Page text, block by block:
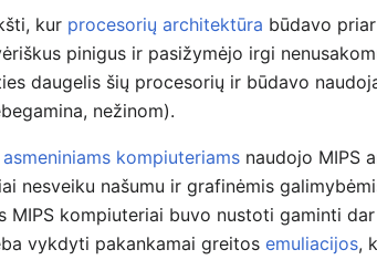
kur procesorių architektūra būdavo
pinigus ir pasižymėjo irgi
daugelis šių procesorių ir būdavo
nežinom).
asmeniniams kompiuteriams naudojo MIPS
nesveiku našumu ir grafinėmis
MIPS kompiuteriai buvo nustoti gaminti
vykdyti pakankamai greitosemuliacijos,